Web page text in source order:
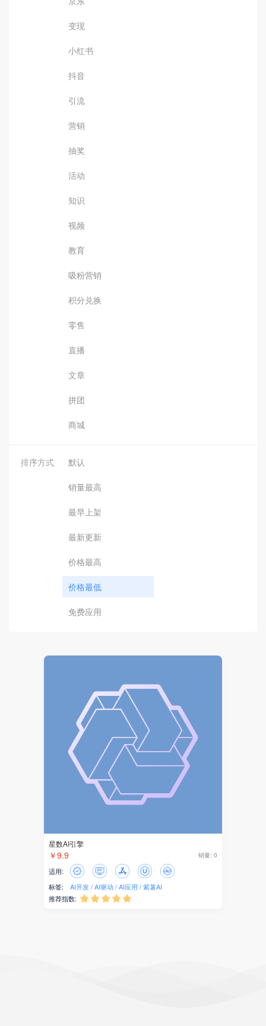
变现
小红书
抖音
引流
营销
抽奖
活动
知识
视频
教育
吸粉营销
积分兑换
零售
直播
文章
拼团
商城
排序方式 默认
销量最高
最早上架
最新更新
价格最高
价格最低
免费应用
星数AI引擎
￥9.9 销量: 0
适用:
标签:
AI开发 AI驱动 AI应用
紫薯AI
推荐指数:     